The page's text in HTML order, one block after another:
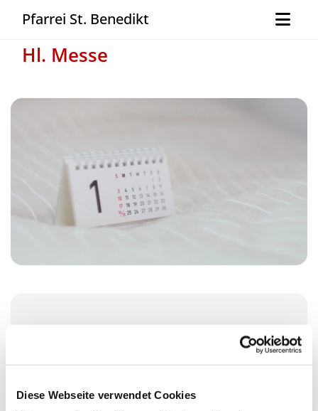
Diese Webseite verwendet Cookies
Pfarrei St. Benedikt
Hl. Messe
Mittwoch, 31. März 2027, 17:00 Uhr
Kirche St. Nikolaus, Zossener Damm
39, 15827 Blankenfelde-Mahlow